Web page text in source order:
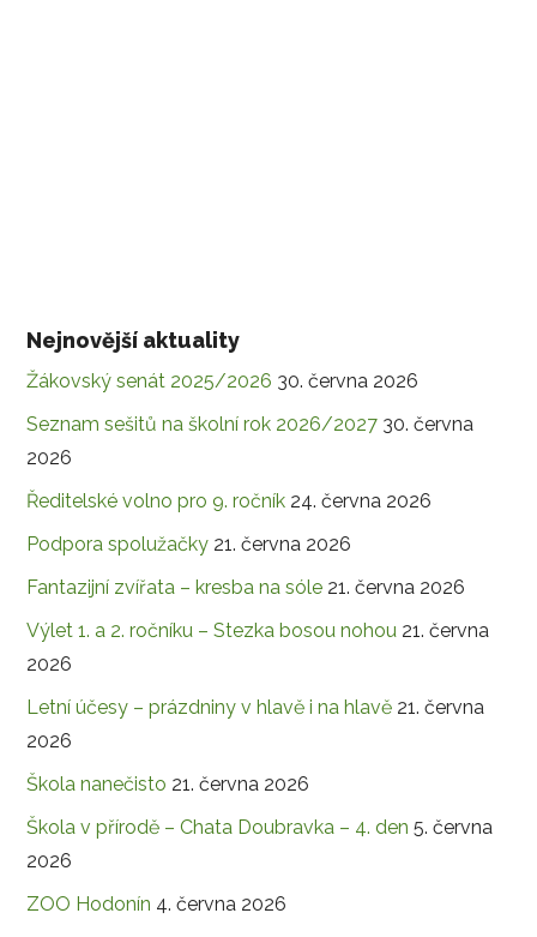
Nejnovější aktuality
Žákovský senát 2025/2026 30. června 2026
Seznam sešitů na školní rok 2026/2027 30. června
2026
Ředitelské volno pro 9. ročník 24. června 2026
Podpora spolužačky 21. června 2026
Fantazijní zvířata – kresba na sóle 21. června 2026
Výlet 1. a 2. ročníku – Stezka bosou nohou 21. června
2026
Letní účesy – prázdniny v hlavě i na hlavě 21. června
2026
Škola nanečisto 21. června 2026
Škola v přírodě – Chata Doubravka – 4. den 5. června
2026
ZOO Hodonín 4. června 2026